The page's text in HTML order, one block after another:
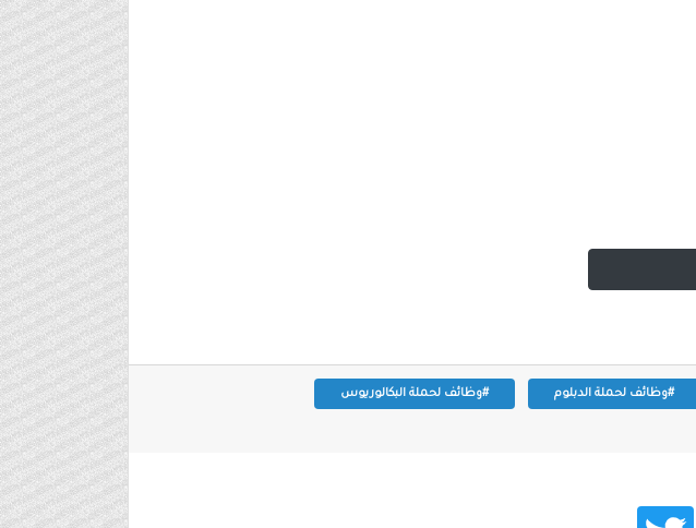
#وظائف لحملة الدبلوم #وظائف لحملة البكالوريوس
T